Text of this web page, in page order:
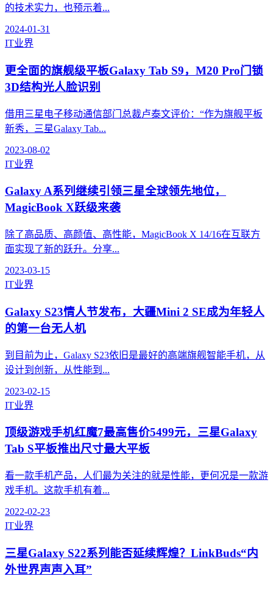
的技术实力，也预示着...
2024-01-31
IT业界
更全面的旗舰级平板Galaxy Tab S9，M20 Pro门锁
3D结构光人脸识别
借用三星电子移动通信部门总裁卢泰文评价：“作为旗舰平板
新秀，三星Galaxy Tab...
2023-08-02
IT业界
Galaxy A系列继续引领三星全球领先地位，
MagicBook X跃级来袭
除了高品质、高颜值、高性能，MagicBook X 14/16在互联方
面实现了新的跃升。分享...
2023-03-15
IT业界
Galaxy S23情人节发布，大疆Mini 2 SE成为年轻人
的第一台无人机
到目前为止，Galaxy S23依旧是最好的高端旗舰智能手机，从
设计到创新，从性能到...
2023-02-15
IT业界
顶级游戏手机红魔7最高售价5499元，三星Galaxy
Tab S平板推出尺寸最大平板
看一款手机产品，人们最为关注的就是性能，更何况是一款游
戏手机。这款手机有着...
2022-02-23
IT业界
三星Galaxy S22系列能否延续辉煌？LinkBuds“内
外世界声声入耳”